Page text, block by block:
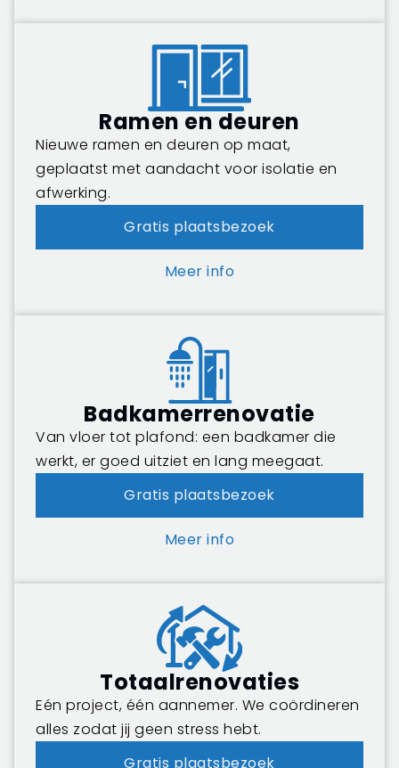
Ramen en deuren
Nieuwe ramen en deuren op maat,
geplaatst met aandacht voor isolatie en
afwerking.
Gratis plaatsbezoek
Meer info
Badkamerrenovatie
Van vloer tot plafond: een badkamer die
werkt, er goed uitziet en lang meegaat.
Gratis plaatsbezoek
Meer info
Totaalrenovaties
Eén project, één aannemer. We coördineren
alles zodat jij geen stress hebt.
Gratis plaatsbezoek